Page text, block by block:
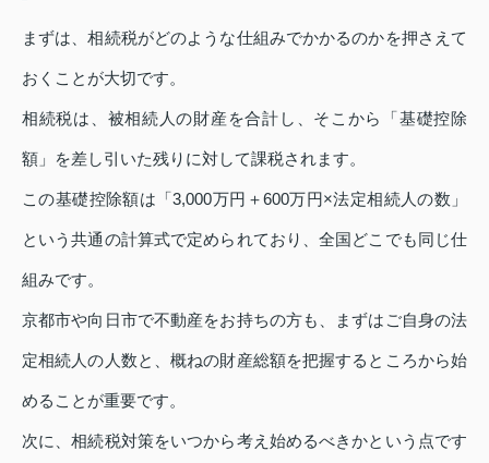
まずは、相続税がどのような仕組みでかかるのかを押さえて
おくことが大切です。
相続税は、被相続人の財産を合計し、そこから「基礎控除
額」を差し引いた残りに対して課税されます。
この基礎控除額は「3,000万円＋600万円×法定相続人の数」
という共通の計算式で定められており、全国どこでも同じ仕
組みです。
京都市や向日市で不動産をお持ちの方も、まずはご自身の法
定相続人の人数と、概ねの財産総額を把握するところから始
めることが重要です。
次に、相続税対策をいつから考え始めるべきかという点です